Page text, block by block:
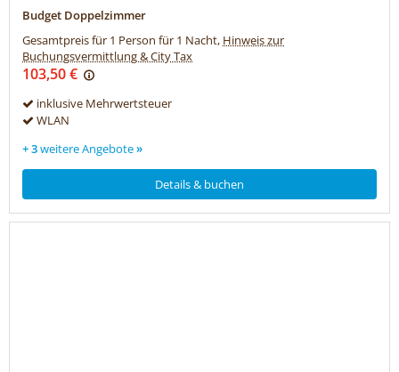
Budget Doppelzimmer
Gesamtpreis für 1 Person für 1 Nacht, Hinweis zur
Buchungsvermittlung & City Tax
103,50 €
inklusive Mehrwertsteuer
WLAN
+ 3weitere Angebote»
Details & buchen